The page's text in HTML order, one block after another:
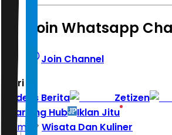
Join Whatsapp
Join Channel
Hari ini
Indeks Berita
Zetizen
Learning Hub
Iklan Jitu
Home
Wisata Dan Kuliner